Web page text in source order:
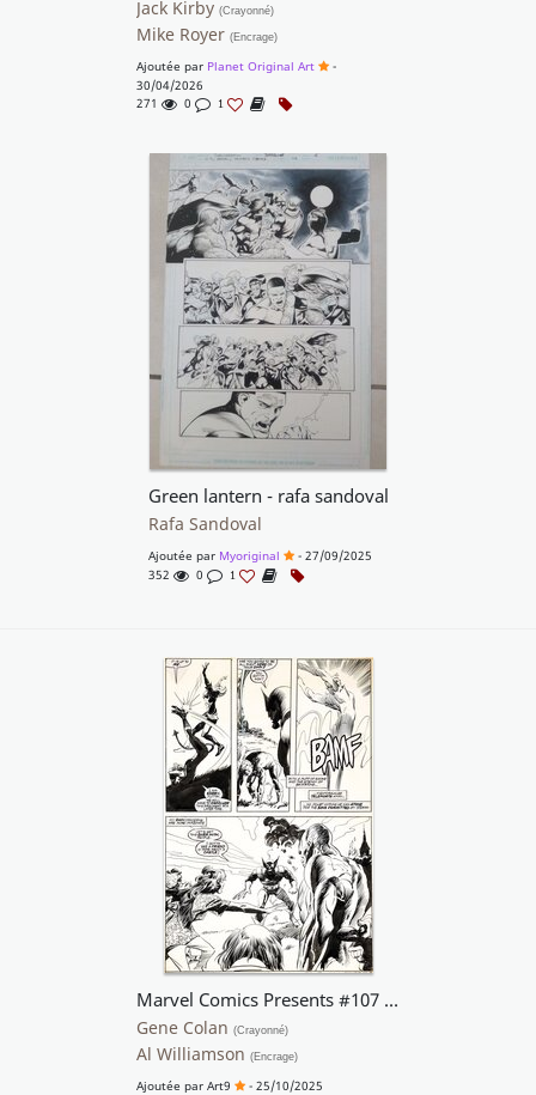
Jack Kirby (Crayonné)
Mike Royer (Encrage)
Ajoutée par Planet Original Art
-
30/04/2026
271
0 1
Green lantern - rafa sandoval
Rafa Sandoval
Ajoutée par Myoriginal
- 27/09/2025
352
0 1
Marvel Comics Presents #107 : Wolverine and Nightcrawler - Page 8
Gene Colan (Crayonné)
Al Williamson (Encrage)
Ajoutée par Art9
- 25/10/2025